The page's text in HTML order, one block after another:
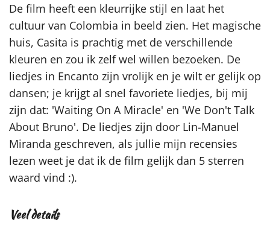
De film heeft een kleurrijke stijl en laat het
cultuur van Colombia in beeld zien. Het magische
huis, Casita is prachtig met de verschillende
kleuren en zou ik zelf wel willen bezoeken. De
liedjes in Encanto zijn vrolijk en je wilt er gelijk op
dansen; je krijgt al snel favoriete liedjes, bij mij
zijn dat: 'Waiting On A Miracle' en 'We Don't Talk
About Bruno'. De liedjes zijn door Lin-Manuel
Miranda geschreven, als jullie mijn recensies
lezen weet je dat ik de film gelijk dan 5 sterren
waard vind :).
Veel details